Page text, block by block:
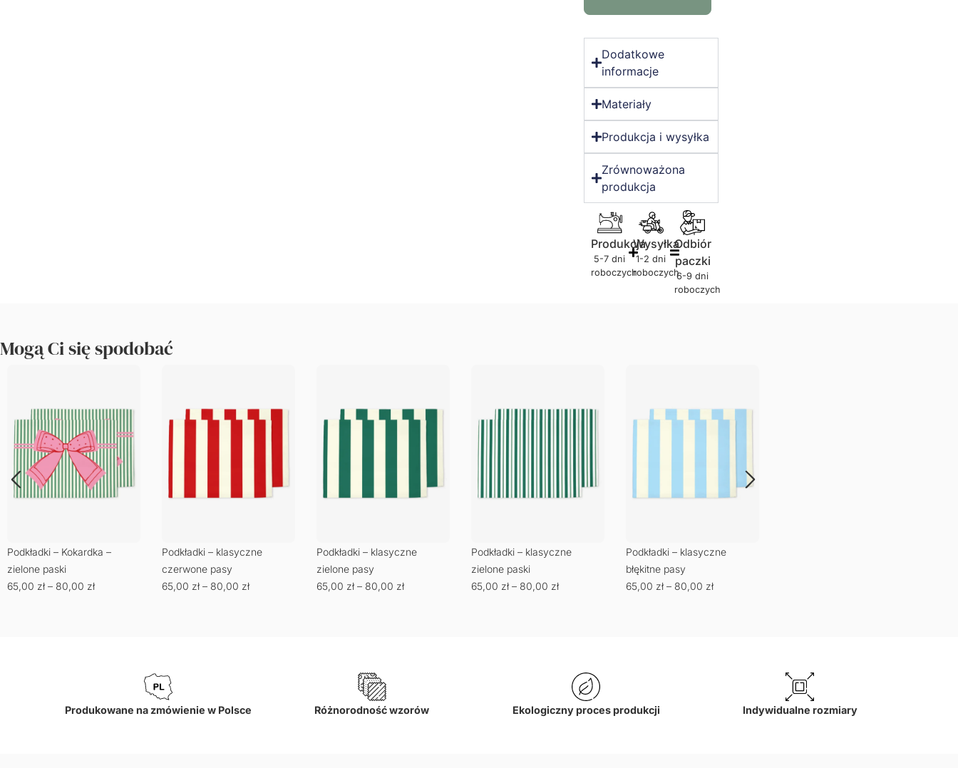
Dodatkowe
informacje
Materiały
Produkcja i wysyłka
Zrównoważona
produkcja
Produkcja
5-7 dni
roboczych
Wysyłka
1-2 dni
roboczych
Odbiór
paczki
6-9 dni
roboczych
Mogą Ci się spodobać
Podkładki – Kokardka –
zielone paski
65,00 zł – 80,00 zł
Podkładki – klasyczne
czerwone pasy
65,00 zł – 80,00 zł
Podkładki – klasyczne
zielone pasy
65,00 zł – 80,00 zł
Podkładki – klasyczne
zielone paski
65,00 zł – 80,00 zł
Podkładki – klasyczne
błękitne pasy
65,00 zł – 80,00 zł
Produkowane na zmówienie w Polsce Różnorodność wzorów Ekologiczny proces produkcji Indywidualne rozmiary